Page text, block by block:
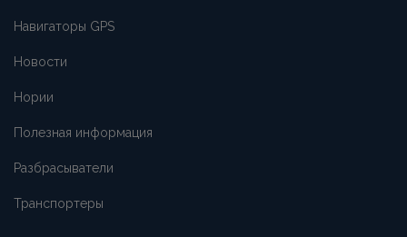
Навигаторы GPS
Новости
Нории
Полезная информация
Разбрасыватели
Транспортеры